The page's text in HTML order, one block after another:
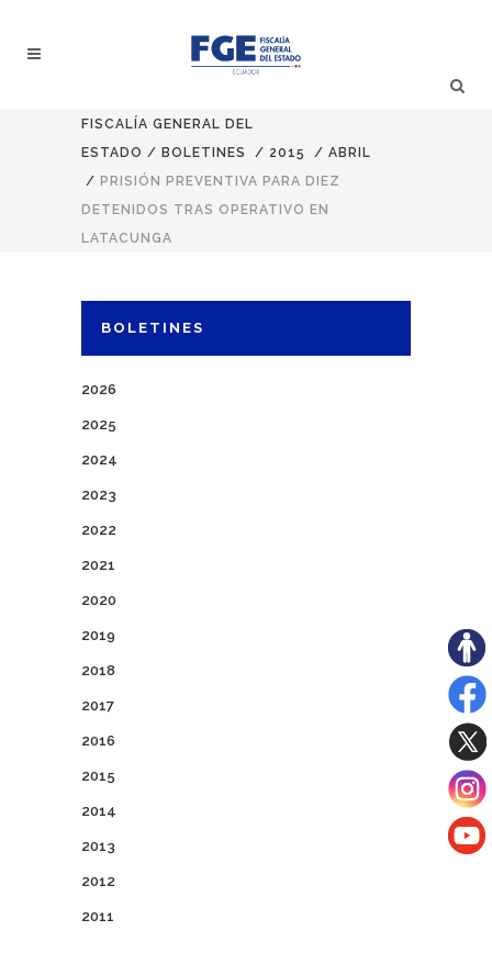
FISCALÍA GENERAL DEL
ESTADO / BOLETINES / 2015 / ABRIL
/ PRISIÓN PREVENTIVA PARA DIEZ
DETENIDOS TRAS OPERATIVO EN
LATACUNGA
BOLETINES
2026
2025
2024
2023
2022
2021
2020
2019
2018
2017
2016
2015
2014
2013
2012
2011